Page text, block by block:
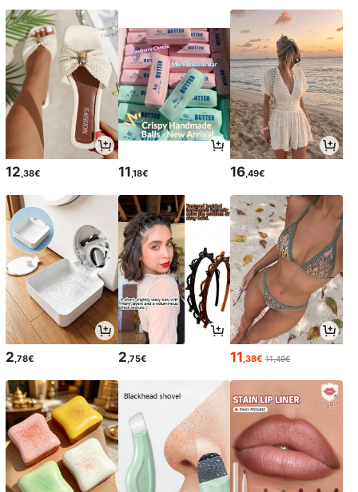
12,38€ 11,18€ 16,49€
2,78€ 2,75€ 11,38€ 11,49€